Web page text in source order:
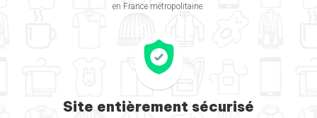
en France métropolitaine.
Site entièrement sécurisé